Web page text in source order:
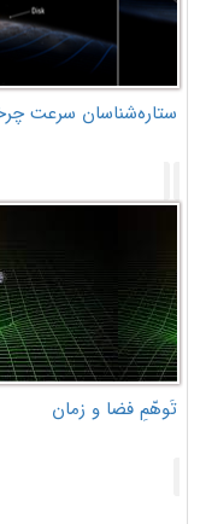
ستاره‌شناسان سرعت
تَوهّمِ فضا و زمان